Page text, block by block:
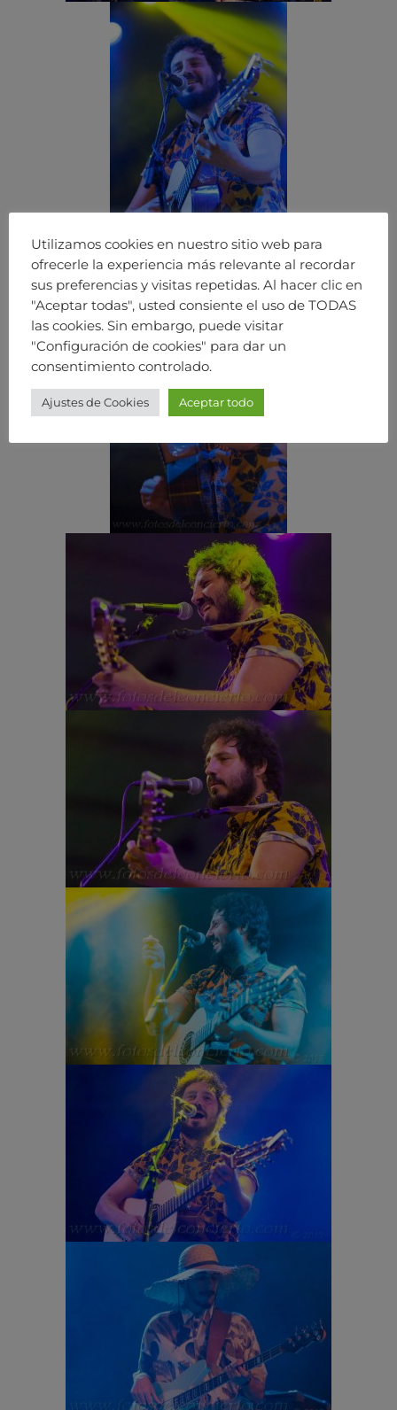
Utilizamos cookies en nuestro sitio web para
ofrecerle la experiencia más relevante al recordar
sus preferencias y visitas repetidas. Al hacer clic en
"Aceptar todas", usted consiente el uso de TODAS
las cookies. Sin embargo, puede visitar
"Configuración de cookies" para dar un
consentimiento controlado.
Ajustes de Cookies Aceptar todo